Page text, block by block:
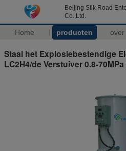
Beijing Silk Road
Co.,Ltd.
Home producten over
Staal het Explosiebestendige
LC2H4/de Verstuiver 0.8-